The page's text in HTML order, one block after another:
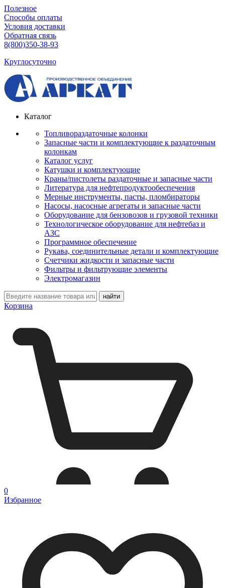
Полезное
Способы оплаты
Условия доставки
Обратная связь
8(800)350-38-93
Круглосуточно
Каталог
Топливораздаточные колонки
Запасные части и комплектующие к раздаточным
колонкам
Каталог услуг
Катушки и комплектующие
Краны/пистолеты раздаточные и запасные части
Литература для нефтепродуктообеспечения
Мерные инструменты, пасты, пломбираторы
Насосы, насосные агрегаты и запасные части
Оборудование для бензовозов и грузовой техники
Технологическое оборудование для нефтебаз и
АЗС
Программное обеспечение
Рукава, соединительные детали и комплектующие
Счетчики жидкости и запасные части
Фильтры и фильтрующие элементы
Электромагазин
Корзина
0
Избранное